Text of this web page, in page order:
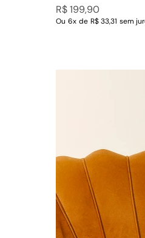
R$199,90
Ou 6x de R$ 33,31 sem